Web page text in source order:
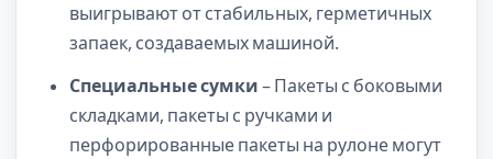
выигрывают от стабильных, герметичных
запаек, создаваемых машиной.
Специальные сумки– Пакеты с боковыми
складками, пакеты с ручками и
перфорированные пакеты на рулоне могут